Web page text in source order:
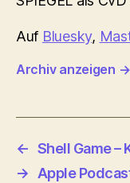
Auf Bluesky,
Archiv anzeigen →
← Shell Game –
→ Apple